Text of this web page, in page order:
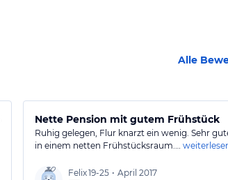
Alle
Nette Pension mit gutem Frühstück
Ruhig gelegen, Flur knarzt ein wenig. Sehr
in einem netten Frühstücksraum.…
Felix19-25 • April 2017